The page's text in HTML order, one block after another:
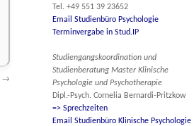
→
Tel. +49 551 39 23652
Email Studienbüro Psychologie
Terminvergabe in Stud.IP
Studiengangskoordination und
Studienberatung Master Klinische
Psychologie und Psychotherapie
Dipl.-Psych. Cornelia Bernardi-Pritzkow
=> Sprechzeiten
Email Studienbüro Klinische Psychologie